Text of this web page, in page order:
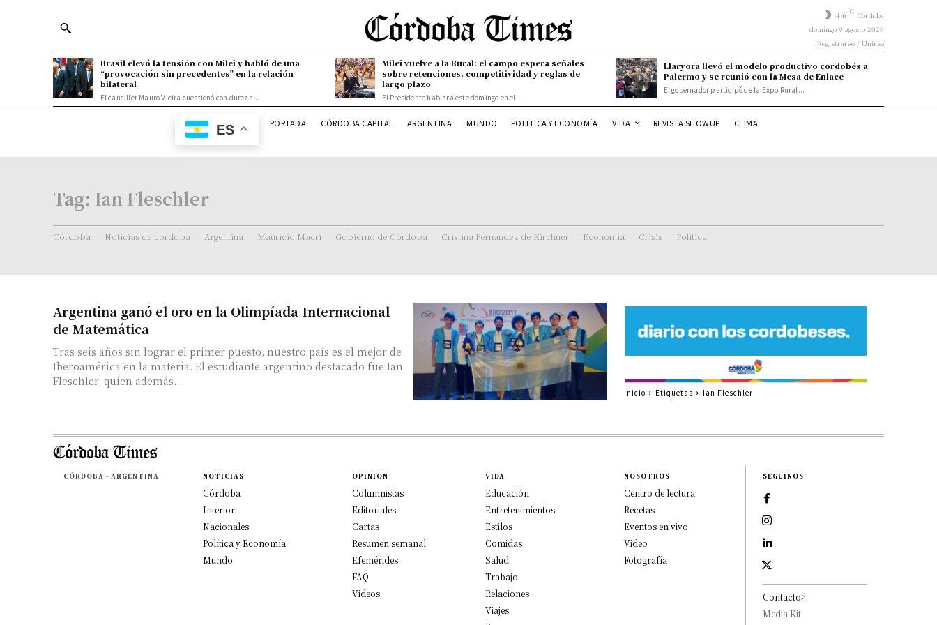
4.6 C Córdoba
domingo 9 agosto 2026
Registrarse / Unirse
Brasil elevó la tensión con Milei y habló de una
“provocación sin precedentes” en la relación
bilateral
El canciller Mauro Vieira cuestionó con dureza...
Milei vuelve a la Rural: el campo espera señales
sobre retenciones, competitividad y reglas de
largo plazo
El Presidente hablará este domingo en el...
Llaryora llevó el modelo productivo cordobés a
Palermo y se reunió con la Mesa de Enlace
El gobernador participó de la Expo Rural...
ES PORTADA CÓRDOBA CAPITAL ARGENTINA MUNDO POLITICA Y ECONOMÍA VIDA REVISTA SHOWUP CLIMA
Tag: Ian Fleschler
Córdoba Noticias de cordoba Argentina Mauricio Macri Gobierno de Córdoba Cristina Fernandez de Kirchner Economía Crisis Politica
Argentina ganó el oro en la Olimpíada Internacional
de Matemática
Tras seis años sin lograr el primer puesto, nuestro país es el mejor de
Iberoamérica en la materia. El estudiante argentino destacado fue Ian
Fleschler, quien además...
Inicio Etiquetas Ian Fleschler
CÓRDOBA - ARGENTINA NOTICIAS
Córdoba
Interior
Nacionales
Política y Economía
Mundo
OPINION
Columnistas
Editoriales
Cartas
Resumen semanal
Efemérides
FAQ
Videos
VIDA
Educación
Entretenimientos
Estilos
Comidas
Salud
Trabajo
Relaciones
Viajes
NOSOTROS
Centro de lectura
Recetas
Eventos en vivo
Video
Fotografía
SEGUINOS
Contacto>
Media Kit